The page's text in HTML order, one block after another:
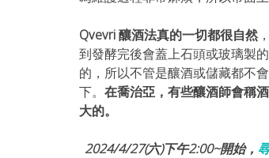
Qvevri 釀酒法真的一切都很自然
到發酵完後會蓋上石頭或玻璃製
的，所以不管是釀酒或儲藏都不
下。 在喬治亞，有些釀酒師會稱
大的。
2024/4/27(六)下午2:00~開始，